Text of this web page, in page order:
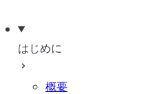
はじめに
概要